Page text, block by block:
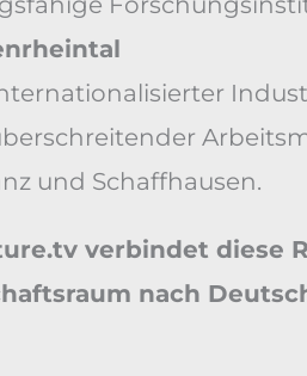
und Schaffhausen.
verbindet diese
nach